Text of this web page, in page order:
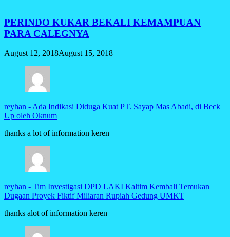
PERINDO KUKAR BEKALI KEMAMPUAN
PARA CALEGNYA
August 12, 2018August 15, 2018
reyhan - Ada Indikasi Diduga Kuat PT. Sayap Mas Abadi, di Beck
Up oleh Oknum
thanks a lot of information keren
reyhan - Tim Investigasi DPD LAKI Kaltim Kembali Temukan
Dugaan Proyek Fiktif Miliaran Rupiah Gedung UMKT
thanks alot of information keren